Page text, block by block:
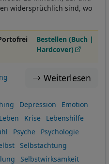
widersprüchlich sind, wo
Bestellen (Buch |
Hardcover)
Weiterlesen
Depression
Emotion
Krise
Lebenshilfe
Psyche
Psychologie
Selbstachtung
Selbstwirksamkeit